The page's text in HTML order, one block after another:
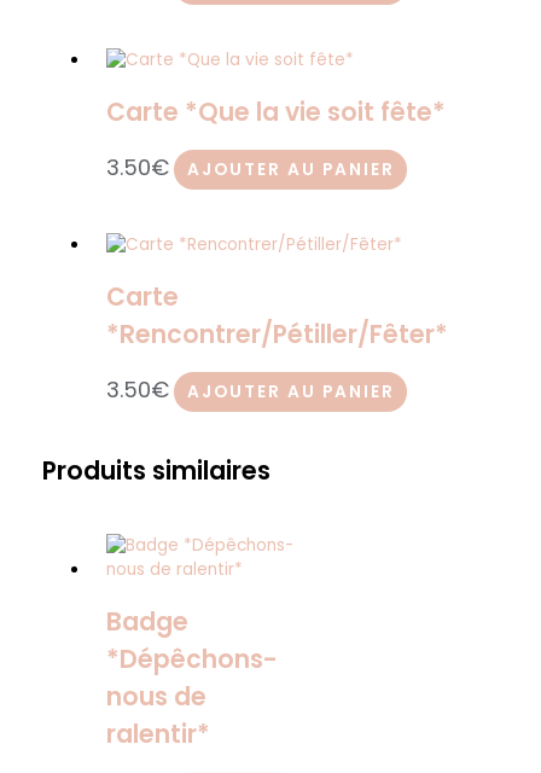
Carte *Que la vie soit fête*
3.50€ AJOUTER AU PANIER
Carte
*Rencontrer/Pétiller/Fêter*
3.50€ AJOUTER AU PANIER
Produits similaires
Badge
*Dépêchons-
nous de
ralentir*